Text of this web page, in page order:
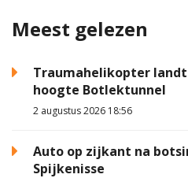
Meest gelezen
Traumahelikopter
hoogte Botlektunnel
2 augustus 2026 18:56
Auto op zijkant na
Spijkenisse